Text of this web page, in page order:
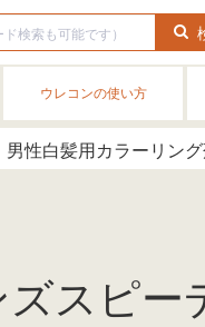
ウレコンの使い方
男性白髪用カラーリン
スピー